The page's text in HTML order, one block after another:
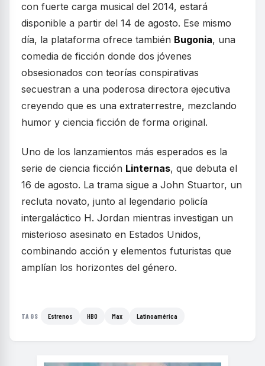
con fuerte carga musical del 2014, estará
disponible a partir del 14 de agosto. Ese mismo
día, la plataforma ofrece también Bugonia, una
comedia de ficción donde dos jóvenes
obsesionados con teorías conspirativas
secuestran a una poderosa directora ejecutiva
creyendo que es una extraterrestre, mezclando
humor y ciencia ficción de forma original.
Uno de los lanzamientos más esperados es la
serie de ciencia ficción Linternas, que debuta el
16 de agosto. La trama sigue a John Stuartor, un
recluta novato, junto al legendario policía
intergaláctico H. Jordan mientras investigan un
misterioso asesinato en Estados Unidos,
combinando acción y elementos futuristas que
amplían los horizontes del género.
TAGS Estrenos HBO Max Latinoamérica